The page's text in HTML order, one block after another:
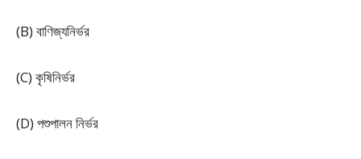
(B) বাণিজ্যনির্ভর
(C) কৃষিনির্ভর
(D) পশুপালন নির্ভর